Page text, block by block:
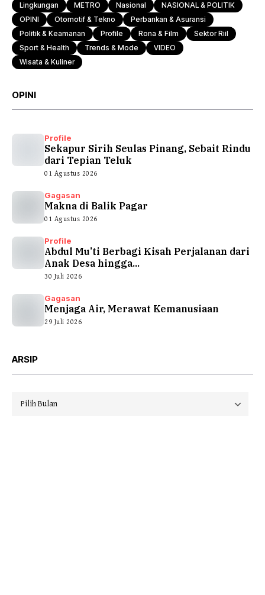
Lingkungan METRO Nasional
NASIONAL & POLITIK
OPINI
Otomotif & Tekno
Perbankan & Asuransi
Politik & Keamanan
Profile Rona & Film
Sektor Riil
Sport & Health
Trends & Mode
VIDEO
Wisata & Kuliner
OPINI
Profile
Sekapur Sirih Seulas Pinang, Sebait Rindu
dari Tepian Teluk
01 Agustus 2026
Gagasan
Makna di Balik Pagar
01 Agustus 2026
Profile
Abdul Mu’ti Berbagi Kisah Perjalanan dari
Anak Desa hingga...
30 Juli 2026
Gagasan
Menjaga Air, Merawat Kemanusiaan
29 Juli 2026
ARSIP
Arsip